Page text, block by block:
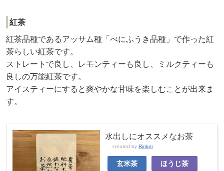
紅茶
紅茶品種であるアッサム種「べにふうき品種」で作った紅
茶らしい紅茶です。
ストレートで良し、レモンティーも良し、ミルクティーも
良しの万能紅茶です。
アイスティーにすると爽やかな甘味を楽しむことが出来ま
す。
水出しにオススメなお茶
created by Rinker
玄米茶 ほうじ茶